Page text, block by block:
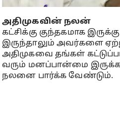
அதிமுகவின் நலன்
கட்சிக்கு குந்தகமாக
இருந்தாலும் அவர்களை
அதிமுகவை தங்கள்
வரும் மனப்பான்மை இருக்கக்
நலனை பார்க்க வேண்டும்.